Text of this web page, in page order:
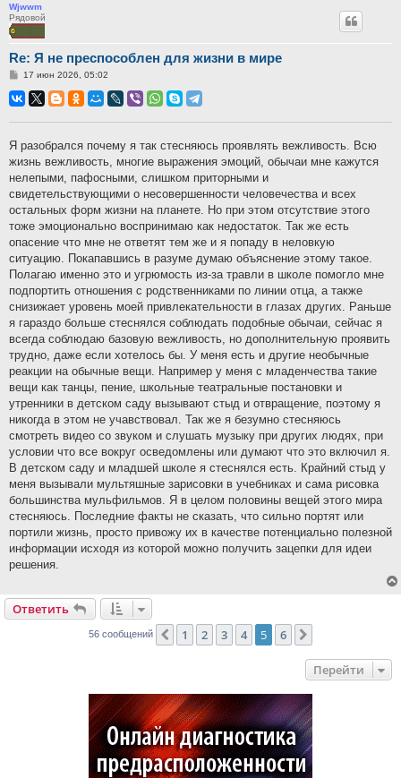
Wjwwm
Рядовой
Re: Я не преспособлен для жизни в мире
Сообщение
17 июн 2026, 05:02
Я разобрался почему я так стесняюсь проявлять вежливость. Всю
жизнь вежливость, многие выражения эмоций, обычаи мне кажутся
нелепыми, пафосными, слишком приторными и
свидетельствующими о несовершенности человечества и всех
остальных форм жизни на планете. Но при этом отсутствие этого
тоже эмоционально воспринимаю как недостаток. Так же есть
опасение что мне не ответят тем же и я попаду в неловкую
ситуацию. Покапавшись в разуме думаю объяснение этому такое.
Полагаю именно это и угрюмость из-за травли в школе помогло мне
подпортить отношения с родственниками по линии отца, а также
снизижает уровень моей привлекательности в глазах других. Раньше
я гараздо больше стеснялся соблюдать подобные обычаи, сейчас я
всегда соблюдаю базовую вежливость, но дополнительную проявить
трудно, даже если хотелось бы. У меня есть и другие необычные
реакции на обычные вещи. Например у меня с младенчества такие
вещи как танцы, пение, школьные театральные постановки и
утренники в детском саду вызывают стыд и отвращение, поэтому я
никогда в этом не учавствовал. Так же я безумно стесняюсь
смотреть видео со звуком и слушать музыку при других людях, при
условии что все вокруг осведомлены или думают что это включил я.
В детском саду и младшей школе я стеснялся есть. Крайний стыд у
меня вызывали мультяшные зарисовки в учебниках и сама рисовка
большинства мульфильмов. Я в целом половины вещей этого мира
стесняюсь. Последние факты не сказать, что сильно портят или
портили жизнь, просто привожу их в качестве потенциально полезной
информации исходя из которой можно получить зацепки для идеи
решения.
Ответить
56 сообщений Пред.
1 2 3 4 5 6
Перейти